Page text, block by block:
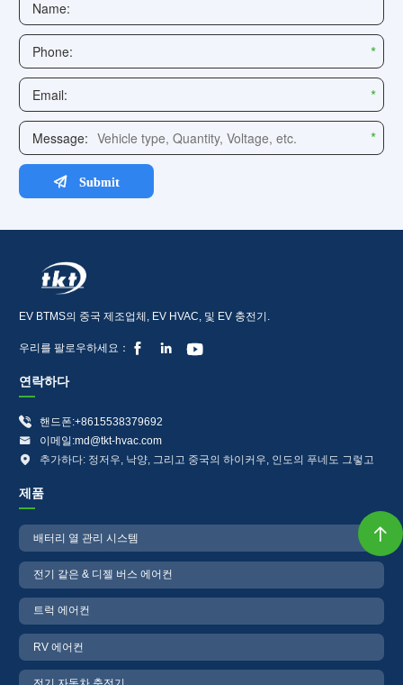

EV BTMS의 중국 제조업체, EV HVAC, 및 EV 충전기.
우리를 팔로우하세요：   
연락하다

핸드폰:+8615538379692

이메일:md@tkt-hvac.com

추가하다: 정저우, 낙양, 그리고 중국의 하이커우, 인도의 푸네도 그렇고
제품
배터리 열 관리 시스템
전기 같은 & 디젤 버스 에어컨
트럭 에어컨
RV 에어컨